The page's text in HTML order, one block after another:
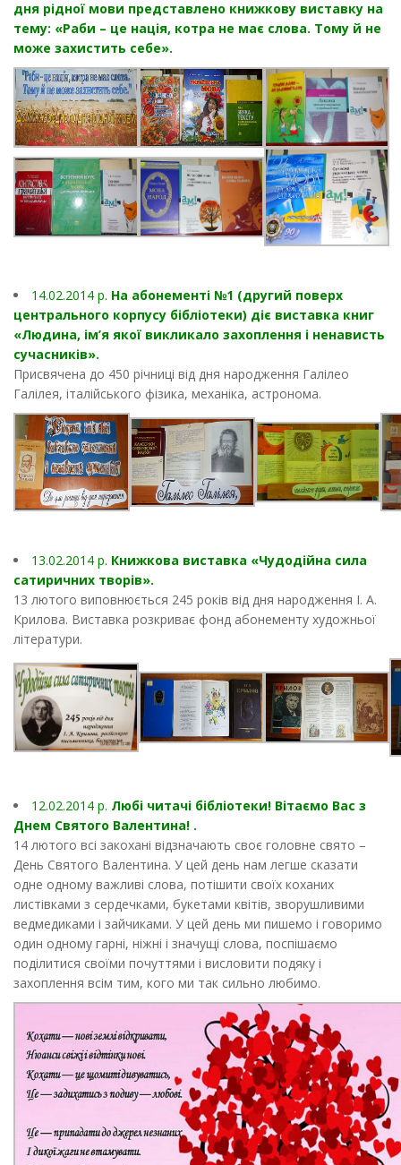
дня рідної мови представлено книжкову виставку на
тему: «Раби – це нація, котра не має слова. Тому й не
може захистить себе».
14.02.2014 p. На абонементі №1 (другий поверх
центрального корпусу бібліотеки) діє виставка книг
«Людина, ім’я якої викликало захоплення і ненависть
сучасників».
Присвячена до 450 річниці від дня народження Галілео
Галілея, італійського фізика, механіка, астронома.
13.02.2014 p. Книжкова виставка «Чудодійна сила
сатиричних творів».
13 лютого виповнюється 245 років від дня народження І. А.
Крилова. Виставка розкриває фонд абонементу художньої
літератури.
12.02.2014 p. Любі читачі бібліотеки! Вітаємо Вас з
Днем Святого Валентина! .
14 лютого всі закохані відзначають своє головне свято –
День Святого Валентина. У цей день нам легше сказати
одне одному важливі слова, потішити своїх коханих
листівками з сердечками, букетами квітів, зворушливими
ведмедиками і зайчиками. У цей день ми пишемо і говоримо
один одному гарні, ніжні і значущі слова, поспішаємо
поділитися своїми почуттями і висловити подяку і
захоплення всім тим, кого ми так сильно любимо.